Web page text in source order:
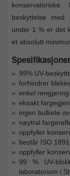
beskyttelse med
under 1 % er det
et absolutt
99% UV-
forhindrer
enkel rengjøring
eksakt
ingen bulkete
nøytral
oppfyller
består ISO
oppfyller
99 % UV-
laboratorium i